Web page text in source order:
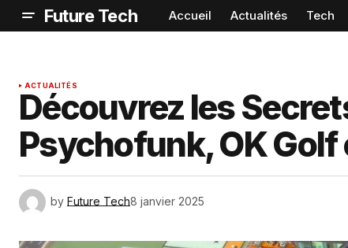
Future Tech Accueil Actualités Tech
ACTUALITÉS
Découvrez les
Psychofunk, OK Golf
by Future Tech8 janvier 2025